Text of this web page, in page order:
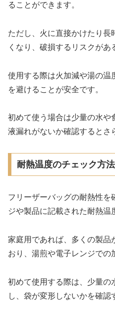
ることができます。
ただし、火に直接かけたり
くなり、破損するリスクがあ
使用する際は火加減や湯の温
を避けることが安全です。
初めて使う場合は少量の水や
液漏れがないか確認するとさ
耐熱温度のチェック方法
フリーザーバッグの耐熱性を
ジや製品に記載された耐熱温
家庭用であれば、多くの製
おり、湯煎や電子レンジでの
初めて使用する際は、少量の
し、袋が変形しないかを確認